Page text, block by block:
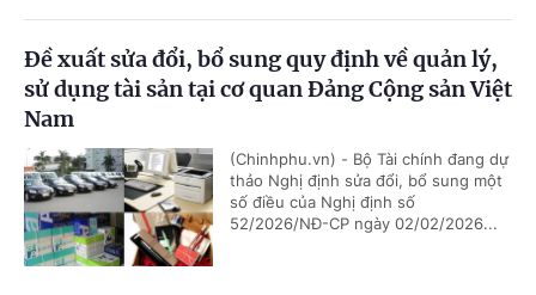
Đề xuất sửa đổi, bổ sung quy định về quản lý,
sử dụng tài sản tại cơ quan Đảng Cộng sản Việt
Nam
(Chinhphu.vn) - Bộ Tài chính đang dự
thảo Nghị định sửa đổi, bổ sung một
số điều của Nghị định số
52/2026/NĐ-CP ngày 02/02/2026...